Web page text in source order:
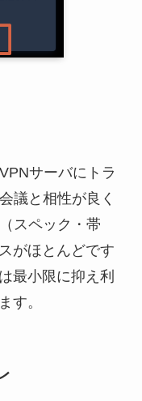
サーバにトラ
議と相性が良く
スペック・帯
がほとんどです
最小限に抑え利
す。